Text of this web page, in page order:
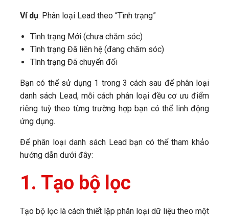
Ví dụ: Phân loại Lead theo “Tình trạng”
Tình trạng Mới (chưa chăm sóc)
Tình trạng Đã liên hệ (đang chăm sóc)
Tình trạng Đã chuyển đổi
Bạn có thể sử dụng 1 trong 3 cách sau để phân loại
danh sách Lead, mỗi cách phân loại đều cơ ưu điểm
riêng tuỳ theo từng trường hợp bạn có thể linh động
ứng dụng.
Để phân loại danh sách Lead bạn có thể tham khảo
hướng dẫn dưới đây:
1. Tạo bộ lọc
Tạo bộ lọc là cách thiết lập phân loại dữ liệu theo một